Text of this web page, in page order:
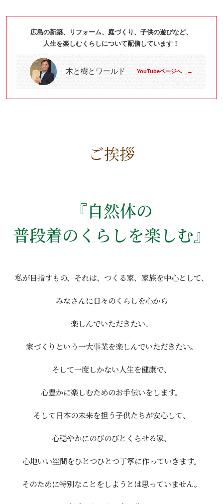
広島の新築、リフォーム、庭づくり、子供の遊びなど、
人生を楽しむくらしについて配信しています！
木と樹とワールド YouTubeページへ →
ご挨拶
『自然体の
普段着のくらしを楽しむ』
私が目指すもの、それは、つくる家、家族を中心として、
みなさんに日々のくらしを心から
楽しんでいただきたい、
家づくりという一大事業を楽しんでいただきたい。
そして一度しかない人生を健康で、
心豊かに楽しむためのお手伝いをします。
そして日本の未来を担う子供たちが安心して、
心穏やかにのびのびとくらせる家、
心地いい空間をひとつひとつ丁寧に作っていきます。
そのために特別なことをしようとは思っていません。